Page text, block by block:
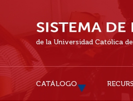
de la Universidad Católica
CATÁLOGO